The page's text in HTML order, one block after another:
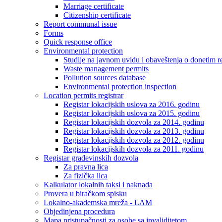
Marriage certificate
Citizenship certificate
Report communal issue
Forms
Quick response office
Environmental protection
Studije na javnom uvidu i obaveštenja o donetim
Waste management permits
Pollution sources database
Environmental protection inspection
Location permits registrar
Registar lokacijskih uslova za 2016. godinu
Registar lokacijskih uslova za 2015. godinu
Registar lokacijskih dozvola za 2014. godinu
Registar lokacijskih dozvola za 2013. godinu
Registar lokacijskih dozvola za 2012. godinu
Registar lokacijskih dozvola za 2011. godinu
Registar građevinskih dozvola
Za pravna lica
Za fizička lica
Kalkulator lokalnih taksi i naknada
Provera u biračkom spisku
Lokalno-akademska mreža - LAM
Objedinjena procedura
Mapa pristupačnosti za osobe sa invaliditetom